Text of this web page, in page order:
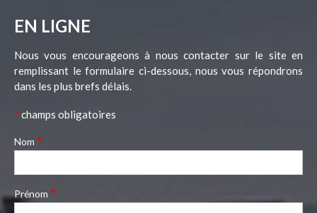
EN LIGNE
Nous vous encourageons à nous contacter sur le site en
remplissant le formulaire ci-dessous, nous vous répondrons
dans les plus brefs délais.
* champs obligatoires
Nom
Prénom